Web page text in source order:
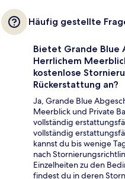
Häufig gestellte
Bietet Grande Blue
Herrlichem
kostenlose
Rückerstattung an?
Ja, Grande Blue
Meerblick und Private
vollständig
vollständig
kannst du bis wenige
nach
Einzelheiten zu den
findest du in deren